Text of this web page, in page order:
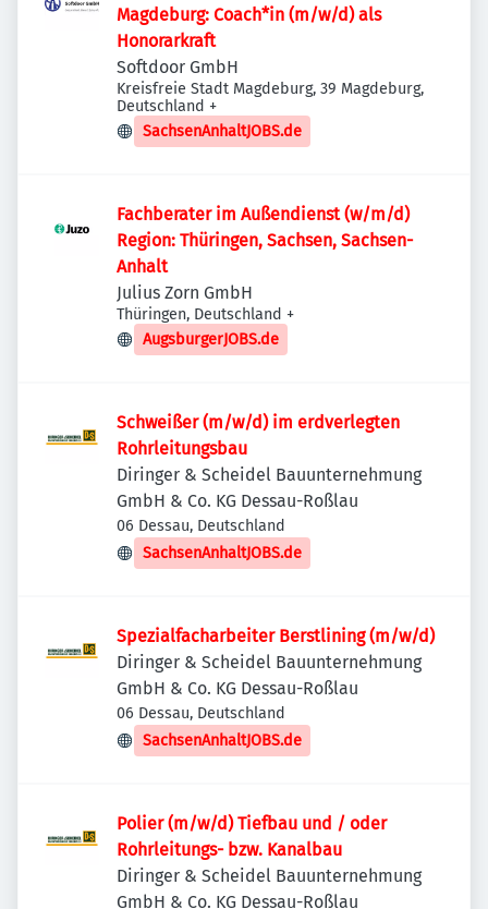
Magdeburg: Coach*in (m/w/d) als
Honorarkraft
Softdoor GmbH
Kreisfreie Stadt Magdeburg, 39 Magdeburg,
Deutschland +
SachsenAnhaltJOBS.de
Fachberater im Außendienst (w/m/d)
Region: Thüringen, Sachsen, Sachsen-
Anhalt
Julius Zorn GmbH
Thüringen, Deutschland +
AugsburgerJOBS.de
Schweißer (m/w/d) im erdverlegten
Rohrleitungsbau
Diringer & Scheidel Bauunternehmung
GmbH & Co. KG Dessau-Roßlau
06 Dessau, Deutschland
SachsenAnhaltJOBS.de
Spezialfacharbeiter Berstlining (m/w/d)
Diringer & Scheidel Bauunternehmung
GmbH & Co. KG Dessau-Roßlau
06 Dessau, Deutschland
SachsenAnhaltJOBS.de
Polier (m/w/d) Tiefbau und / oder
Rohrleitungs- bzw. Kanalbau
Diringer & Scheidel Bauunternehmung
GmbH & Co. KG Dessau-Roßlau